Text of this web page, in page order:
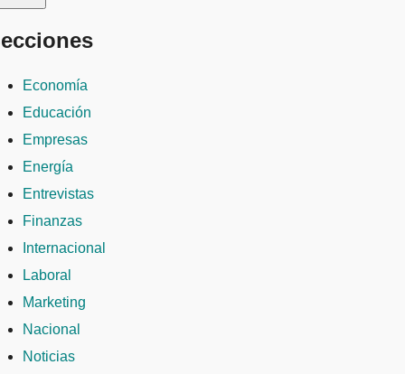
Economía
Educación
Empresas
Energía
Entrevistas
Finanzas
Internacional
Laboral
Marketing
Nacional
Noticias